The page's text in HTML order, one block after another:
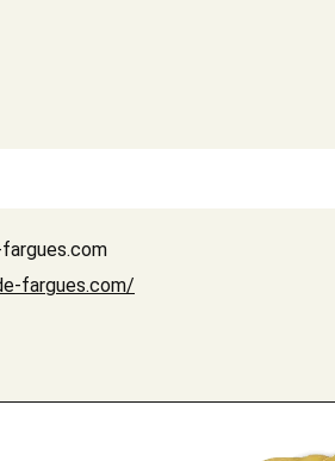
fargues.com/